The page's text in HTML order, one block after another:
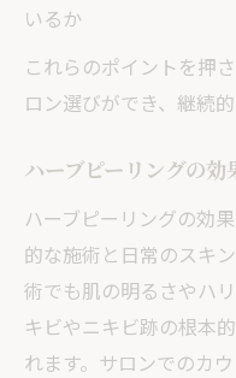
いるか
これらのポイントを押
ロン選びができ、継続
ハーブピーリングの
ハーブピーリングの効
的な施術と日常のスキ
術でも肌の明るさやハ
キビやニキビ跡の根本
れます。サロンでのカ